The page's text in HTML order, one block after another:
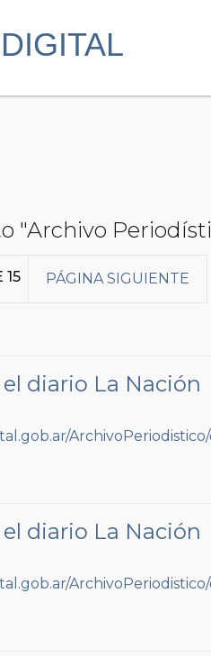
"Archivo
15 PÁGINA SIGUIENTE
diario La Nación
diario La Nación